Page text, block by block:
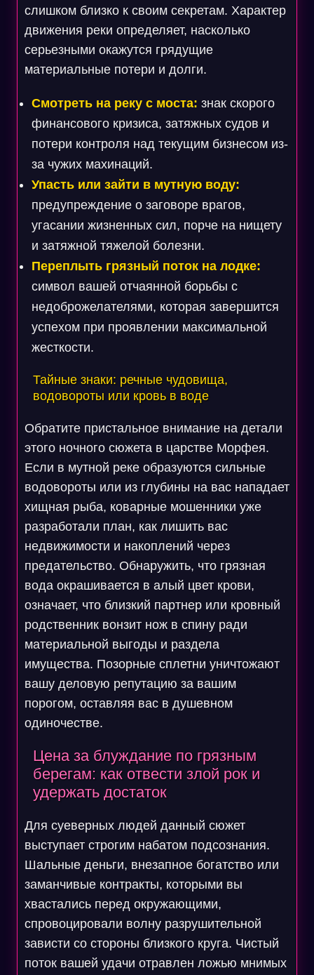
слишком близко к своим секретам. Характер
движения реки определяет, насколько
серьезными окажутся грядущие
материальные потери и долги.
Смотреть на реку с моста: знак скорого
финансового кризиса, затяжных судов и
потери контроля над текущим бизнесом из-
за чужих махинаций.
Упасть или зайти в мутную воду:
предупреждение о заговоре врагов,
угасании жизненных сил, порче на нищету
и затяжной тяжелой болезни.
Переплыть грязный поток на лодке:
символ вашей отчаянной борьбы с
недоброжелателями, которая завершится
успехом при проявлении максимальной
жесткости.
Тайные знаки: речные чудовища,
водовороты или кровь в воде
Обратите пристальное внимание на детали
этого ночного сюжета в царстве Морфея.
Если в мутной реке образуются сильные
водовороты или из глубины на вас нападает
хищная рыба, коварные мошенники уже
разработали план, как лишить вас
недвижимости и накоплений через
предательство. Обнаружить, что грязная
вода окрашивается в алый цвет крови,
означает, что близкий партнер или кровный
родственник вонзит нож в спину ради
материальной выгоды и раздела
имущества. Позорные сплетни уничтожают
вашу деловую репутацию за вашим
порогом, оставляя вас в душевном
одиночестве.
Цена за блуждание по грязным
берегам: как отвести злой рок и
удержать достаток
Для суеверных людей данный сюжет
выступает строгим набатом подсознания.
Шальные деньги, внезапное богатство или
заманчивые контракты, которыми вы
хвастались перед окружающими,
спровоцировали волну разрушительной
зависти со стороны близкого круга. Чистый
поток вашей удачи отравлен ложью мнимых